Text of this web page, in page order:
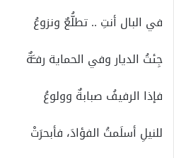
في البال أنتِ .. تطلُّعٌ ونزوعُ
جِئتُ الديار وفي الحماية رفـَّةٌ
فإذا الرفيفُ صبابةٌ وولوعُ
للنيلِ أسلَمتُ الفؤادَ، فأبحرَتْ